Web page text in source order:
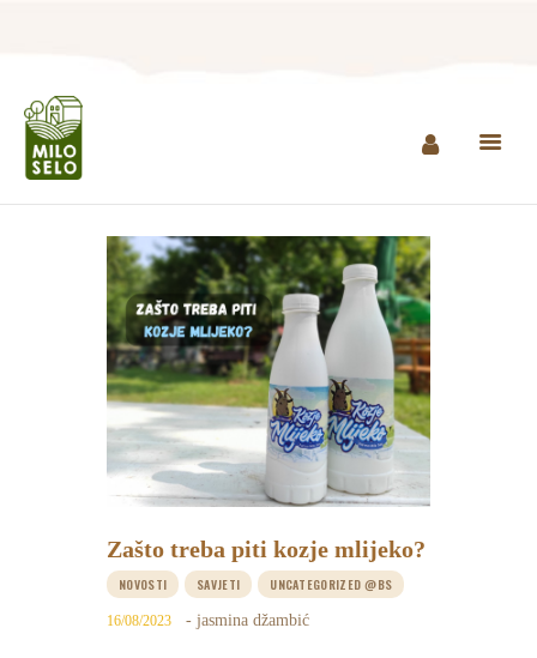
PROIZVODI
AGROTURIZAM I
RESTORAN
MINI ZOO
KONTAKT
KUPI PROIZVODE
Zašto treba piti kozje mlijeko?
NOVOSTI SAVJETI UNCATEGORIZED @BS
16/08/2023 - jasmina džambić